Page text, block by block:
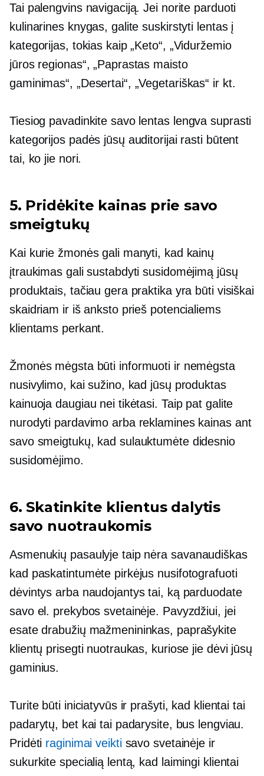
Tai palengvins navigaciją. Jei norite parduoti
kulinarines knygas, galite suskirstyti lentas į
kategorijas, tokias kaip „Keto“, „Viduržemio
jūros regionas“, „Paprastas maisto
gaminimas“, „Desertai“, „Vegetariškas“ ir kt.
Tiesiog pavadinkite savo lentas lengva suprasti
kategorijos padės jūsų auditorijai rasti būtent
tai, ko jie nori.
5. Pridėkite kainas prie savo
smeigtukų
Kai kurie žmonės gali manyti, kad kainų
įtraukimas gali sustabdyti susidomėjimą jūsų
produktais, tačiau gera praktika yra būti visiškai
skaidriam ir iš anksto prieš potencialiems
klientams perkant.
Žmonės mėgsta būti informuoti ir nemėgsta
nusivylimo, kai sužino, kad jūsų produktas
kainuoja daugiau nei tikėtasi. Taip pat galite
nurodyti pardavimo arba reklamines kainas ant
savo smeigtukų, kad sulauktumėte didesnio
susidomėjimo.
6. Skatinkite klientus dalytis
savo nuotraukomis
Asmenukių pasaulyje taip nėra savanaudiškas
kad paskatintumėte pirkėjus nusifotografuoti
dėvintys arba naudojantys tai, ką parduodate
savo el. prekybos svetainėje. Pavyzdžiui, jei
esate drabužių mažmenininkas, paprašykite
klientų prisegti nuotraukas, kuriose jie dėvi jūsų
gaminius.
Turite būti iniciatyvūs ir prašyti, kad klientai tai
padarytų, bet kai tai padarysite, bus lengviau.
Pridėti raginimai veiktisavo svetainėje ir
sukurkite specialią lentą, kad laimingi klientai